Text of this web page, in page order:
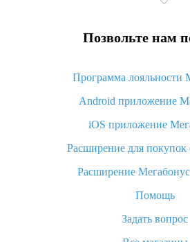
Что значит статус «Заказ закрыт»
Что делать, если Алиэкспресс
Как узнать, куда пришла
Вы отменили заказ на Алиэкспресс,
Что такое баллы на
«AliExpress Standard Shipping»: что
как его
Как покупать оптом на
Что делать, если не пришел
Позвольте нам
Программа лояльности
Android приложение
iOS приложение
Расширение для покупок
Расширение
Помощь
Задать вопрос